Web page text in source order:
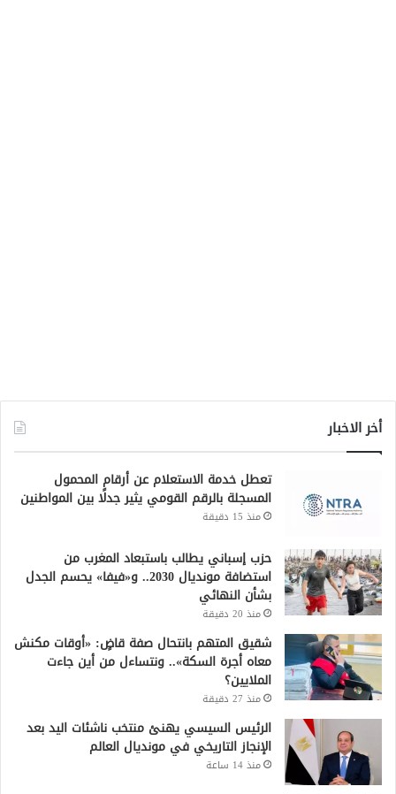
أخر الاخبار
تعطل خدمة الاستعلام عن أرقام المحمول
المسجلة بالرقم القومي يثير جدلًا بين المواطنين
منذ 15 دقيقة
حزب إسباني يطالب باستبعاد المغرب من
استضافة مونديال 2030.. و«فيفا» يحسم الجدل
بشأن النهائي
منذ 20 دقيقة
شقيق المتهم بانتحال صفة قاضٍ: «أوقات مكنش
معاه أجرة السكة».. ونتساءل من أين جاءت
الملايين؟
منذ 27 دقيقة
الرئيس السيسي يهنئ منتخب ناشئات اليد بعد
الإنجاز التاريخي في مونديال العالم
منذ 14 ساعة